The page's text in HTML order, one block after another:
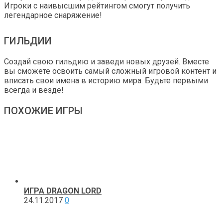
Игроки с наивысшим рейтингом смогут получить
легендарное снаряжение!
ГИЛЬДИИ
Создай свою гильдию и заведи новых друзей. Вместе
вы сможете освоить самый сложный игровой контент и
вписать свои имена в историю мира. Будьте первыми
всегда и везде!
ПОХОЖИЕ ИГРЫ
ИГРА DRAGON LORD
24.11.2017 0